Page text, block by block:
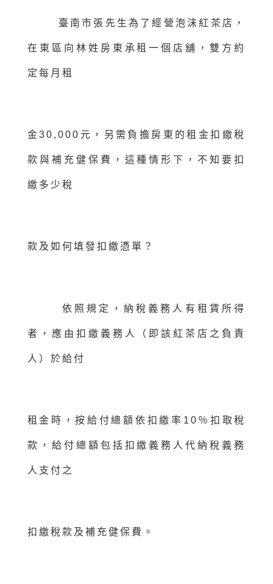
臺南市張先生為了經營泡沫紅茶店，
在東區向林姓房東承租一個店舖，雙方約
定每月租
金30,000元，另需負擔房東的租金扣繳稅
款與補充健保費，這種情形下，不知要扣
繳多少稅
款及如何填發扣繳憑單？
依照規定，納稅義務人有租賃所得
者，應由扣繳義務人（即該紅茶店之負責
人）於給付
租金時，按給付總額依扣繳率10％扣取稅
款，給付總額包括扣繳義務人代納稅義務
人支付之
扣繳稅款及補充健保費。